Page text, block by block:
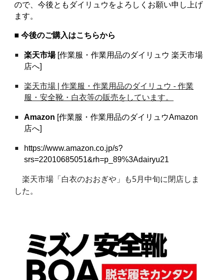
ので、今後ともダイリュウをよろしくお願い申し上げ
ます。
■ 今後のご購入はこちらから
楽天市場[作業服・作業用品のダイリュウ 楽天市場
店へ]
楽天市場 | 作業服・作業用品のダイリュウ - 作業
服・安全靴・白衣等の販売をしています。
Amazon [作業服・作業用品のダイリュウAmazon
店へ]
https://www.amazon.co.jp/s?
srs=22010685051&rh=p_89%3Adairyu21
楽天市場「白衣のおおぎや」も5月中旬に閉店しま
した。